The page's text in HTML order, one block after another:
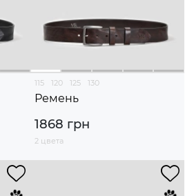
115 120 125 130
Ремень
1868 грн
2 цвета